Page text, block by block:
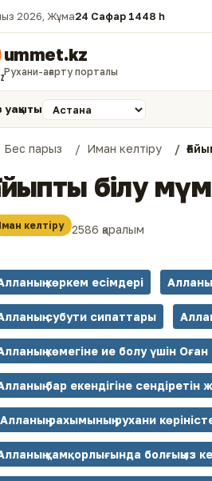
2026, Жұма24 Сафар 1448 һ.
ummet.kz
Рухани-ағарту порталы
Бес парыз Иман келтіру
білу
келтіру 2586 қаралым
көркем есімдері
субути сипаттары
көмегіне ие болу үшін
бар екендігіне сендіретін
Алланың рахымының рухани
қамқорлығында болғыңыз